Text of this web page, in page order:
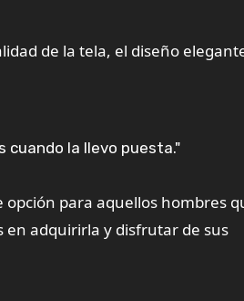
de la tela, el diseño
cuando la llevo puesta."
opción para aquellos hombres
en adquirirla y disfrutar de sus